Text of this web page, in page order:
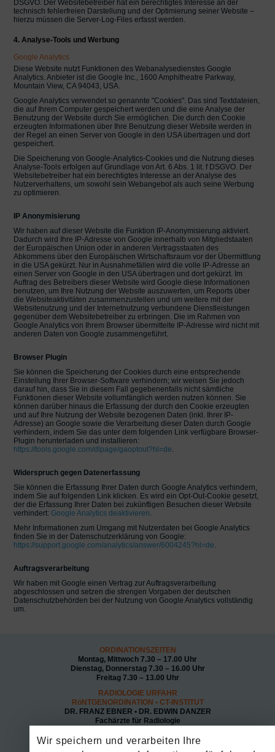
DSGVO. Der Websitebetreiber hat ein berechtigtes Interesse an der
technisch fehlerfreien Darstellung und der Optimierung seiner Website –
hierzu müssen die Server-Log-Files erfasst werden.
4. Analyse-Tools und Werbung
Google Analytics
Diese Website nutzt Funktionen des Webanalysedienstes Google
Analytics. Anbieter ist die Google Inc., 1600 Amphitheatre Parkway,
Mountain View, CA 94043, USA.
Google Analytics verwendet so genannte "Cookies". Das sind Textdateien,
die auf Ihrem Computer gespeichert werden und die eine Analyse der
Benutzung der Website durch Sie ermöglichen. Die durch den Cookie
erzeugten Informationen über Ihre Benutzung dieser Website werden in
der Regel an einen Server von Google in den USA übertragen und dort
gespeichert.
Die Speicherung von Google-Analytics-Cookies und die Nutzung dieses
Analyse-Tools erfolgen auf Grundlage von Art. 6 Abs. 1 lit. f DSGVO. Der
Websitebetreiber hat ein berechtigtes Interesse an der Analyse des
Nutzerverhaltens, um sowohl sein Webangebot als auch seine Werbung
zu optimieren.
IP Anonymisierung
Wir haben auf dieser Website die Funktion IP-Anonymisierung aktiviert.
Dadurch wird Ihre IP-Adresse von Google innerhalb von Mitgliedstaaten
der Europäischen Union oder in anderen Vertragsstaaten des
Abkommens über den Europäischen Wirtschaftsraum vor der Übermittlung
in die USA gekürzt. Nur in Ausnahmefällen wird die volle IP-Adresse an
einen Server von Google in den USA übertragen und dort gekürzt. Im
Auftrag des Betreibers dieser Website wird Google diese Informationen
benutzen, um Ihre Nutzung der Website auszuwerten, um Reports über
die Websiteaktivitäten zusammenzustellen und um weitere mit der
Websitenutzung und der Internetnutzung verbundene Dienstleistungen
gegenüber dem Websitebetreiber zu erbringen. Die im Rahmen von
Google Analytics von Ihrem Browser übermittelte IP-Adresse wird nicht mit
anderen Daten von Google zusammengeführt.
Browser Plugin
Sie können die Speicherung der Cookies durch eine entsprechende
Einstellung Ihrer Browser-Software verhindern; wir weisen Sie jedoch
darauf hin, dass Sie in diesem Fall gegebenenfalls nicht sämtliche
Funktionen dieser Website vollumfänglich werden nutzen können. Sie
können darüber hinaus die Erfassung der durch den Cookie erzeugten
und auf Ihre Nutzung der Website bezogenen Daten (inkl. Ihrer IP-
Adresse) an Google sowie die Verarbeitung dieser Daten durch Google
verhindern, indem Sie das unter dem folgenden Link verfügbare Browser-
Plugin herunterladen und installieren:
https://tools.google.com/dlpage/gaoptout?hl=de
Widerspruch gegen Datenerfassung
Sie können die Erfassung Ihrer Daten durch Google Analytics verhindern,
indem Sie auf folgenden Link klicken. Es wird ein Opt-Out-Cookie gesetzt,
der die Erfassung Ihrer Daten bei zukünftigen Besuchen dieser Website
verhindert:Google Analytics deaktivieren
Mehr Informationen zum Umgang mit Nutzerdaten bei Google Analytics
finden Sie in der Datenschutzerklärung von Google:
https://support.google.com/analytics/answer/6004245?hl=de
Auftragsverarbeitung
Wir haben mit Google einen Vertrag zur Auftragsverarbeitung
abgeschlossen und setzen die strengen Vorgaben der deutschen
Datenschutzbehörden bei der Nutzung von Google Analytics vollständig
um.
ORDINATIONSZEITEN
Montag, Mittwoch 7.30 – 17.00 Uhr
Dienstag, Donnerstag 7.30 – 16.00 Uhr
Freitag 7.30 – 13.00 Uhr
RADIOLOGIE URFAHR
RöNTGENORDINATION • CT-INSTITUT
DR. FRANZ EBNER • DR. EDWIN DANZER
Fachärzte für Radiologie
Impressum
Wir speichern und verarbeiten Ihre